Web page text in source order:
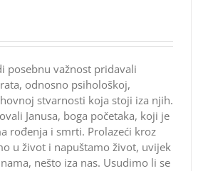
posebnu važnost pridavali
odnosno psihološkoj,
stvarnosti koja stoji iza njih.
Janusa, boga početaka, koji je
rođenja i smrti. Prolazeći kroz
u život i napuštamo život, uvijek
nešto iza nas. Usudimo li se